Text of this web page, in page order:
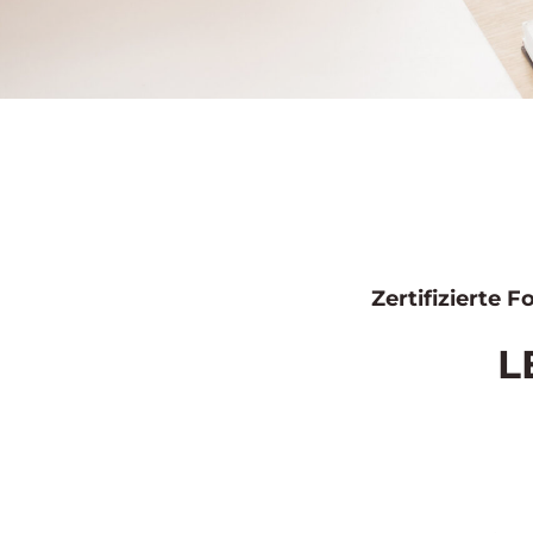
Zertifizierte